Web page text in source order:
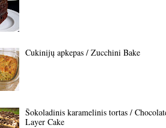
Cukinijų apkepas / Zucchini Bake
Šokoladinis karamelinis tortas /
Layer Cake